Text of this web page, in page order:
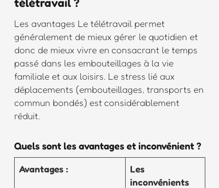
Les avantages Le télétravail permet
généralement de mieux gérer le quotidien et
donc de mieux vivre en consacrant le temps
passé dans les embouteillages à la vie
familiale et aux loisirs. Le stress lié aux
déplacements (embouteillages, transports en
commun bondés) est considérablement
réduit.
Quels sont les avantages et inconvénient ?
Avantages :
Les
inconvénients